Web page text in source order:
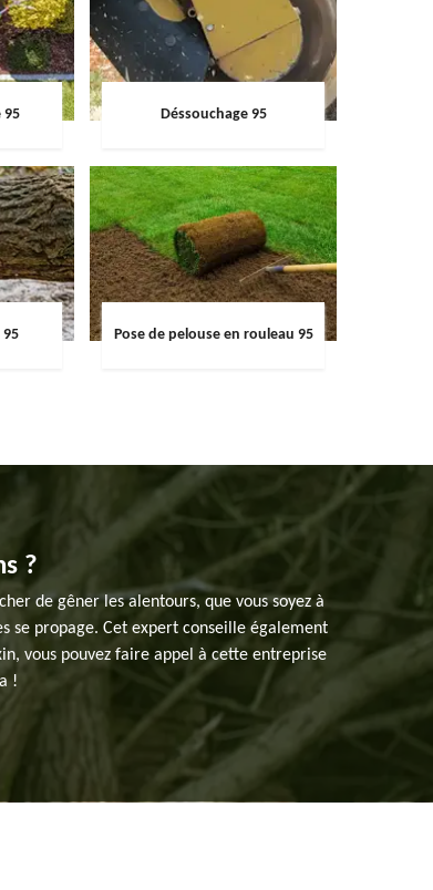
95 Déssouchage 95
Pose de pelouse en rouleau 95
?
de gêner les alentours, que vous soyez à
se propage. Cet expert conseille également
vous pouvez faire appel à cette entreprise
!